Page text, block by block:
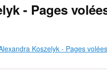
- Pages